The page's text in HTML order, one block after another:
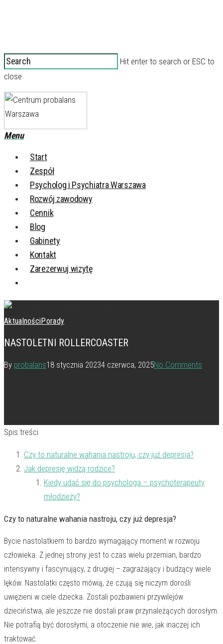
Hit enter to search or ESC to
close
Menu
Start
Zespół
Psycholog i Psychiatra Warszawa
Rozwój zawodowy
Cennik
Blog
Gabinety
Kontakt
Zarezerwuj wizytę
AktualnościPorady
NASTOLETNI ROLLERCOASTER
By probalans18 stycznia 20234 czerwca, 2025No Comments
Spis treści
Czy to naturalne wahania nastroju, czy już depresja?
Jak depresję widzą rodzice?
Kiedy udać się do psychologa – psychoterapeuty
młodzieży?
Czy to naturalne wahania nastroju, czy już depresja?
Bycie nastolatkiem to bardzo wymagający moment w rozwoju
człowieka. Z jednej strony jest to czas wielu przemian, bardzo
intensywny i fascynujący, z drugiej – zagrażający i budzący wiele
lęków. Nastolatki często mówią, że czują się niczym dorośli
uwięzieni w ciele dziecka. Zostali pozbawieni przywilejów
dzieciństwa, ale jeszcze nie dostali praw przynależących dorosłym.
Nie potrafią być dorosłymi, a otoczenie nie wie, jak inaczej ich
traktować.